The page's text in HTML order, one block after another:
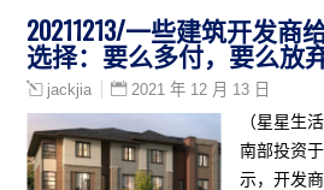
20211213/一些建筑开发商
选择：要么多付，要么放
jackjia 2021 年 12 月 13 日
（星星生
南部投资
示，开发